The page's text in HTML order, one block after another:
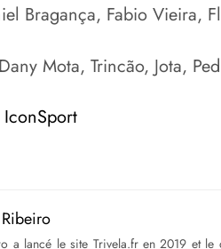
Bragança, Fabio Vieira,
Mota, Trincão, Jota,
IconSport
a lancé le site Trivela.fr en 2019 et